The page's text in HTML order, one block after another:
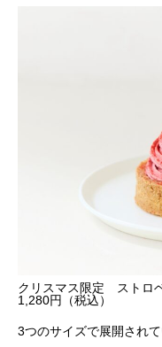
クリスマス限定 ストロ
1,280円（税込）
3つのサイズで展開され